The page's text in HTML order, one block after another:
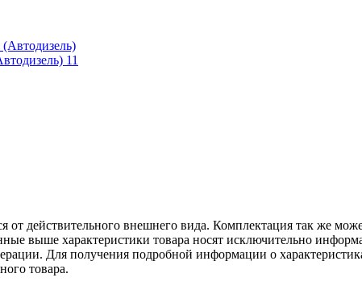
11
от действительного внешнего вида. Комплектация так же
выше характеристики товара носят исключительно
Для получения подробной информации о
товара.